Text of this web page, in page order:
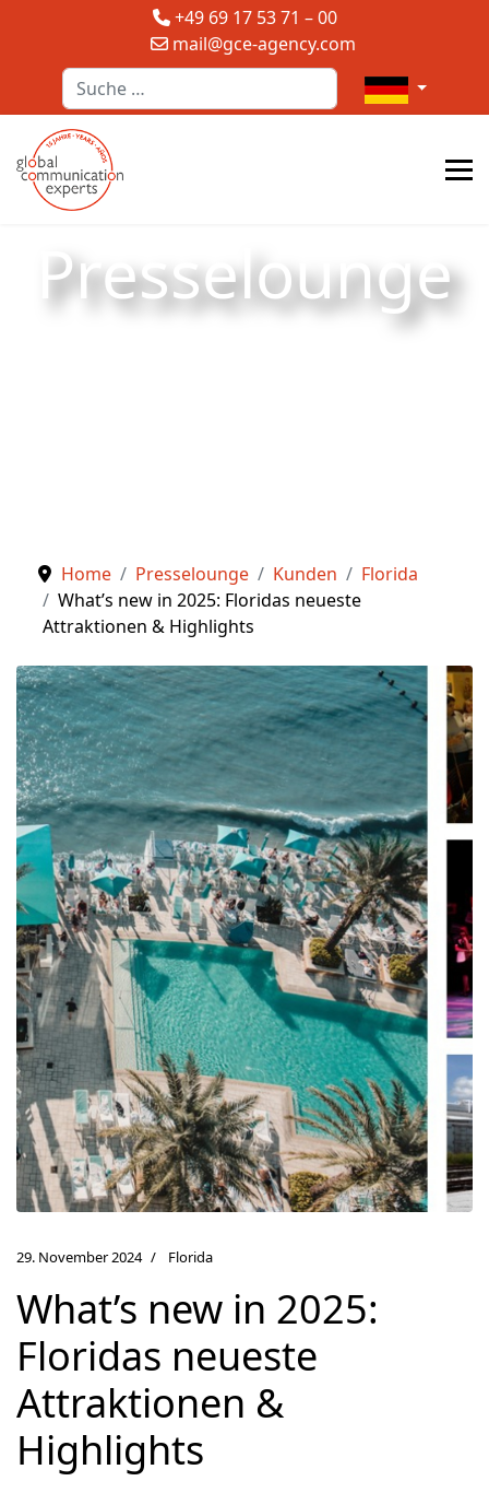
+49 69 17 53 71 – 00
mail@gce-agency.com
Suchen
Sprache
Presselounge
Home Presselounge Kunden
Florida
What’s new in 2025: Floridas neueste
Attraktionen & Highlights
29. November 2024 Florida
What’s new in 2025:
Floridas neueste
Attraktionen &
Highlights